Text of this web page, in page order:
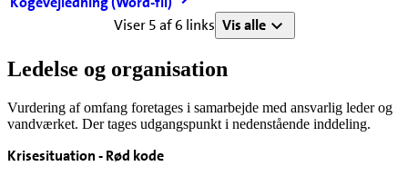
Viser 5 af 6 links Vis alle
Ledelse og organisation
Vurdering af omfang foretages i samarbejde med ansvarlig leder og
vandværket. Der tages udgangspunkt i nedenstående inddeling.
Krisesituation - Rød kode